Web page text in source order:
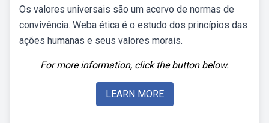
Os valores universais são um acervo de normas de
convivência. Weba ética é o estudo dos princípios das
ações humanas e seus valores morais.
For more information, click the button below.
LEARN MORE